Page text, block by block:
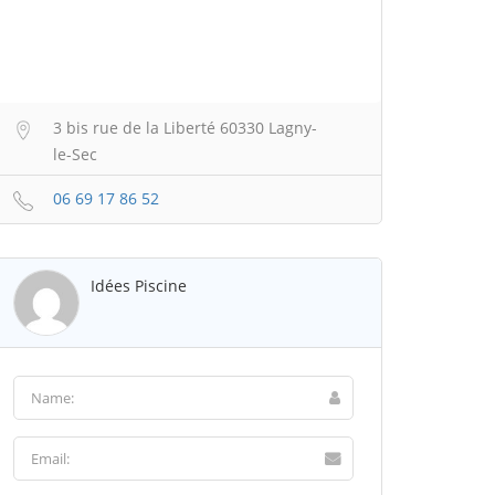
3 bis rue de la Liberté 60330 Lagny-
le-Sec
06 69 17 86 52
Idées Piscine